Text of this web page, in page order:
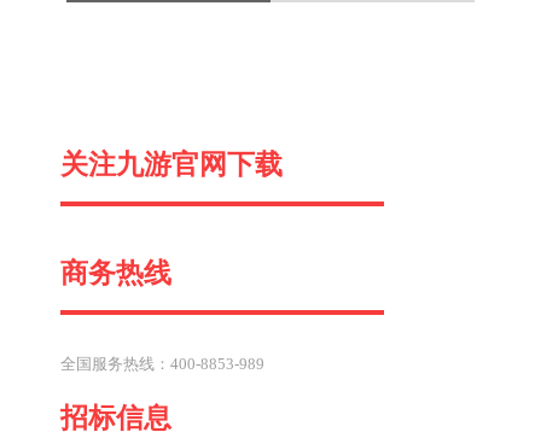
关注九游官网下载
商务热线
全国服务热线：400-8853-989
招标信息